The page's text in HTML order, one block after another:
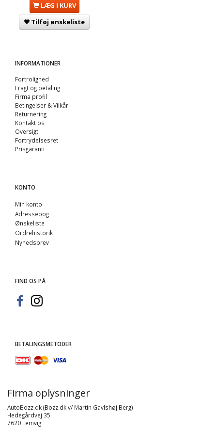
LÆG I KURV
Tilføj ønskeliste
INFORMATIONER
Fortrolighed
Fragt og betaling
Firma profil
Betingelser & Vilkår
Returnering
Kontakt os
Oversigt
Fortrydelsesret
Prisgaranti
KONTO
Min konto
Adressebog
Ønskeliste
Ordrehistorik
Nyhedsbrev
FIND OS PÅ
BETALINGSMETODER
Firma oplysninger
AutoBozz.dk (Bozz.dk v/ Martin Gavlshøj Berg)
Hedegårdvej 35
7620 Lemvig